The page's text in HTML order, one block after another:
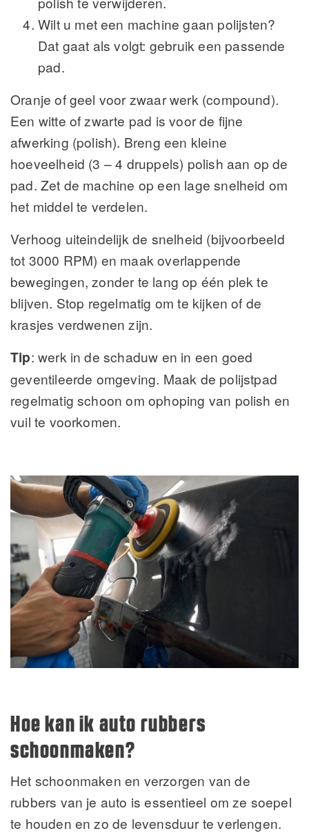
Wilt u met een machine gaan polijsten?
Dat gaat als volgt: gebruik een passende
pad.
Oranje of geel voor zwaar werk (compound).
Een witte of zwarte pad is voor de fijne
afwerking (polish). Breng een kleine
hoeveelheid (3 – 4 druppels) polish aan op de
pad. Zet de machine op een lage snelheid om
het middel te verdelen.
Verhoog uiteindelijk de snelheid (bijvoorbeeld
tot 3000 RPM) en maak overlappende
bewegingen, zonder te lang op één plek te
blijven. Stop regelmatig om te kijken of de
krasjes verdwenen zijn.
Tip: werk in de schaduw en in een goed
geventileerde omgeving. Maak de polijstpad
regelmatig schoon om ophoping van polish en
vuil te voorkomen.
Hoe kan ik auto rubbers
schoonmaken?
Het schoonmaken en verzorgen van de
rubbers van je auto is essentieel om ze soepel
te houden en zo de levensduur te verlengen.